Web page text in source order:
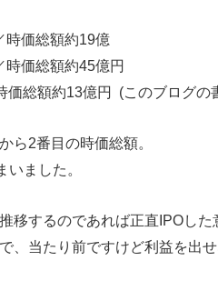
額約19億
総額約45億円
額約13億円 (このブログの
ら2番目の時価総額。
ました。
移するのであれば正直IPOした
、当たり前ですけど利益を出